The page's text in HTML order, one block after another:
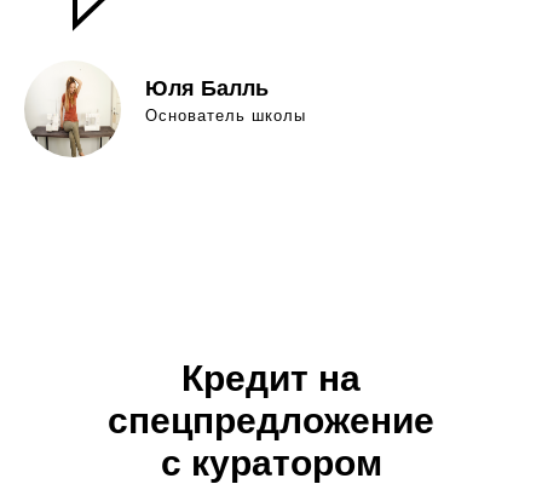
Юля Балль
Основатель школы
Кредит на
спецпредложение
с куратором